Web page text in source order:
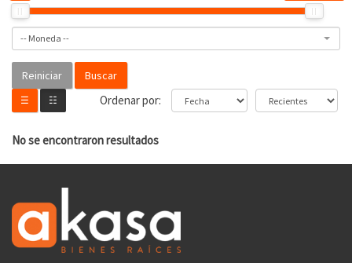
-- Moneda --
Buscar
☰ ☷ Ordenar por:
No se encontraron resultados